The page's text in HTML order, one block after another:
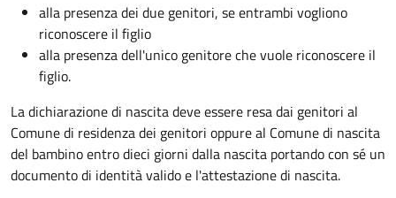
alla presenza dei due genitori, se entrambi vogliono
riconoscere il figlio
alla presenza dell'unico genitore che vuole riconoscere il
figlio.
La dichiarazione di nascita deve essere resa dai genitori al
Comune di residenza dei genitori oppure al Comune di nascita
del bambino entro dieci giorni dalla nascita portando con sé un
documento di identità valido e l'attestazione di nascita.